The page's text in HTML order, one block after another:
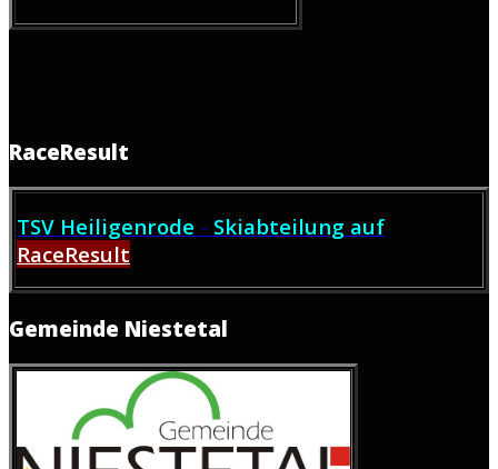
RaceResult
TSV Heiligenrode - Skiabteilung auf
RaceResult
Gemeinde Niestetal